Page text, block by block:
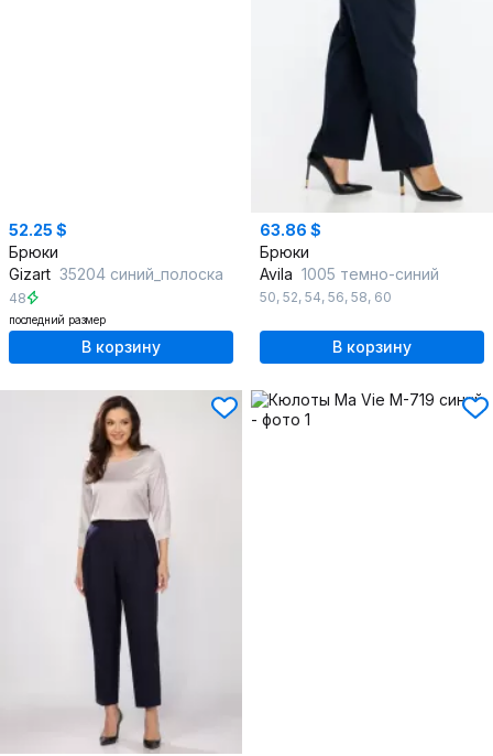
52.25 $
Брюки
Gizart 35204 синий_полоска
48
последний размер
В корзину
63.86 $
Брюки
Avila 1005 темно-синий
50, 52, 54, 56, 58, 60
В корзину